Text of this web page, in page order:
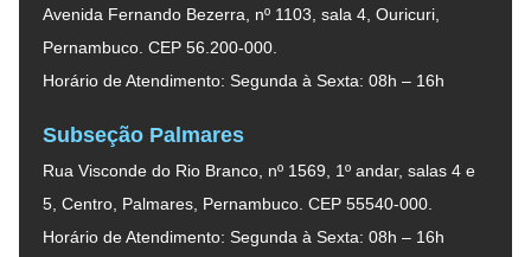
Avenida Fernando Bezerra, nº 1103, sala 4, Ouricuri,
Pernambuco. CEP 56.200-000.
Horário de Atendimento: Segunda à Sexta: 08h – 16h
Subseção Palmares
Rua Visconde do Rio Branco, nº 1569, 1º andar, salas 4 e
5, Centro, Palmares, Pernambuco. CEP 55540-000.
Horário de Atendimento: Segunda à Sexta: 08h – 16h